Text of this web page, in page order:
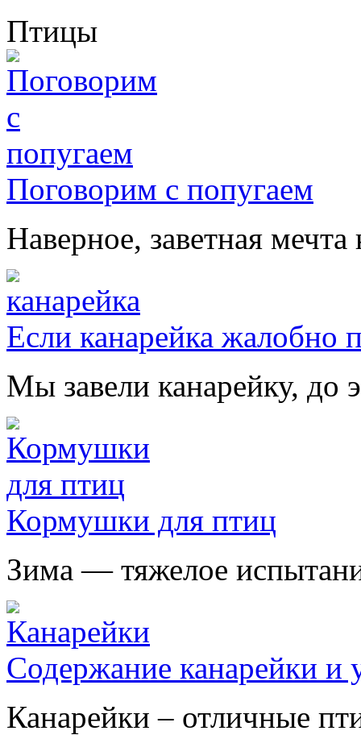
Птицы
Поговорим с попугаем
Наверное, заветная
Если канарейка жалобно
Мы завели канарейку, до
Кормушки для птиц
Зима — тяжелое
Содержание канарейки и
Канарейки – отличные